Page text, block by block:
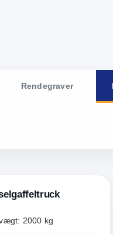
Rendegraver
2000 kg